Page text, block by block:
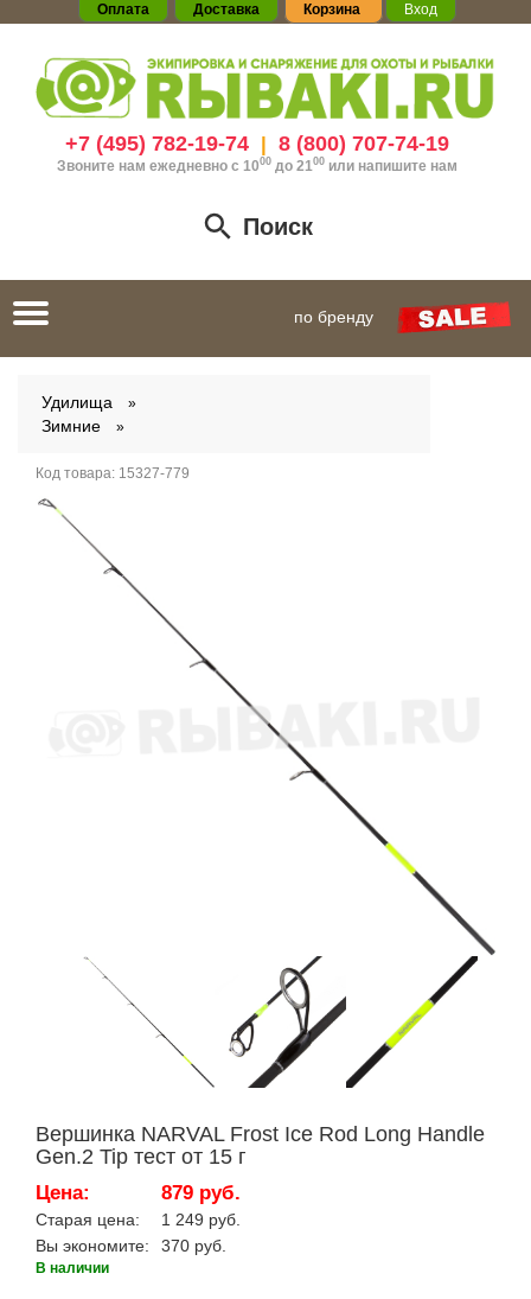
Оплата Доставка Корзина Вход
+7 (495) 782-19-74| 8 (800) 707-74-19
Звоните нам ежедневно с 1000до 21 00 или напишите нам
Поиск
Toggle
navigation
по бренду
Удилища
Зимние
Код товара: 15327-779
Вершинка NARVAL Frost Ice Rod Long Handle
Gen.2 Tip тест от 15 г
Цена: 879 руб.
Старая цена:
1 249 руб.
Вы экономите:
370 руб.
В наличии